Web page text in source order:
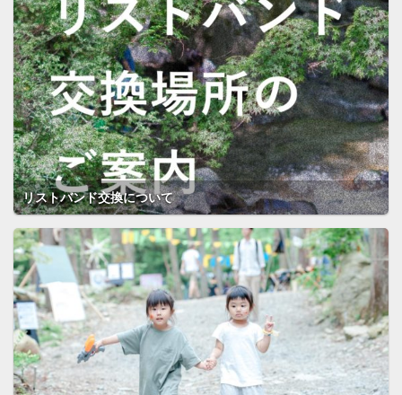
リストバンド交換について